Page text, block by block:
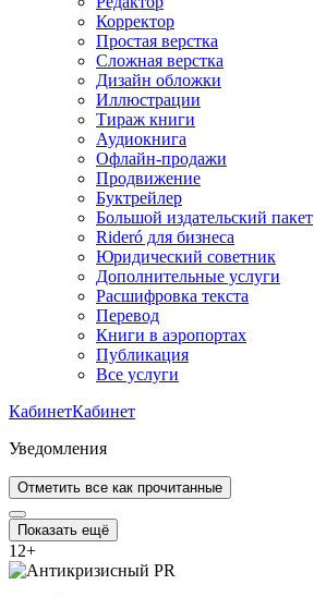
Корректор
Простая верстка
Сложная верстка
Дизайн обложки
Иллюстрации
Тираж книги
Аудиокнига
Офлайн-продажи
Продвижение
Буктрейлер
Большой издательский пакет
Rideró для бизнеса
Юридический советник
Дополнительные услуги
Расшифровка текста
Перевод
Книги в аэропортах
Публикация
Все услуги
КабинетКабинет
Уведомления
Отметить все как прочитанные
Показать ещё
12+